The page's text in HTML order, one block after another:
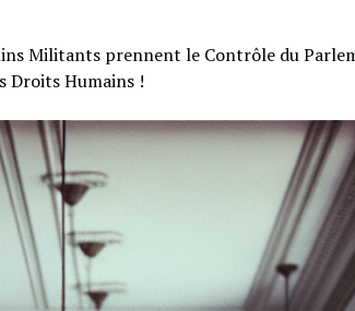
Militants prennent le Contrôle du
Droits Humains !